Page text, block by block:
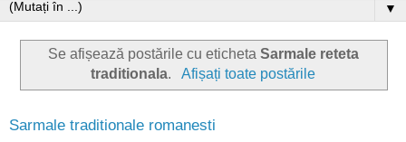
▼
Se afișează postările cu eticheta Sarmale reteta
traditionala. Afișați toate postările
Sarmale traditionale romanesti